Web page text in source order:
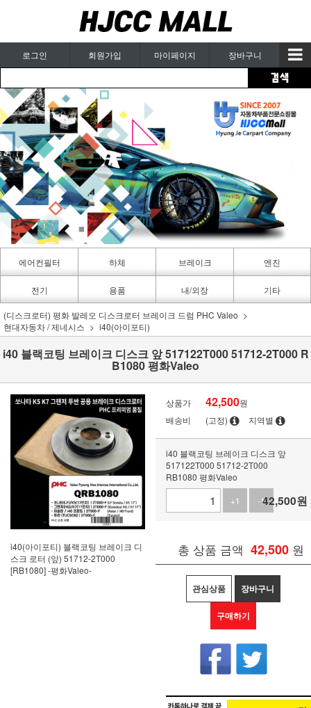
로그인 회원가입 마이페이지 장바구니
에어컨필터
카페인트
하체 브레이크 엔진
전기 용품 내/외장 기타
(디스크로터) 평화 발레오 디스크로터 브레이크 드럼 PHC Valeo
현대자동차 / 제네시스
i40(아이포티)
i40 블랙코팅 브레이크 디스크 앞 517122T000 51712-2T000 R
B1080 평화Valeo
i40(아이포티) 블랙코팅 브레이크 디
스크 로터 (앞) 51712-2T000
[RB1080] -평화Valeo-
상품가 42,500원
배송비
(고정) 지역별
i40 블랙코팅 브레이크 디스크 앞
517122T000 51712-2T000
RB1080 평화Valeo
+1
-142,500원
총 상품 금액 42,500 원
관심상품 장바구니
구매하기